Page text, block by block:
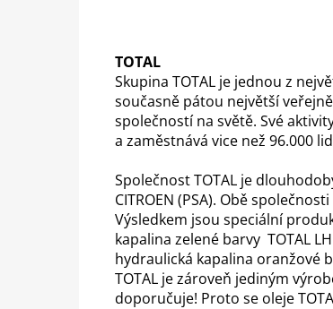
TOTAL
Skupina TOTAL je jednou z
současně pátou největší
společností na světě. Své
a zaměstnává vice než 96.000
Společnost TOTAL je
CITROEN (PSA). Obě
Výsledkem jsou speciální
kapalina zelené barvy TOTAL
hydraulická kapalina oranžové
TOTAL je zároveň jediným
doporučuje! Proto se oleje